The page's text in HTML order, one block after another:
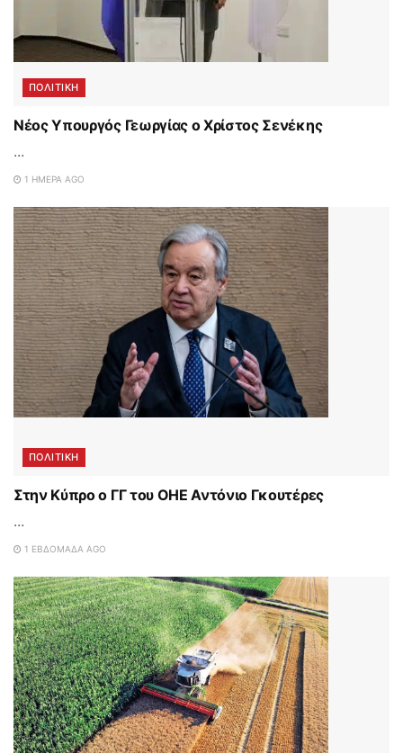
ΠΟΛΙΤΙΚΗ
Νέος Υπουργός Γεωργίας ο Χρίστος Σενέκης
...
1 ΗΜΈΡΑ AGO
ΠΟΛΙΤΙΚΗ
Στην Κύπρο ο ΓΓ του ΟΗΕ Αντόνιο Γκουτέρες
...
1 ΕΒΔΟΜΆΔΑ AGO